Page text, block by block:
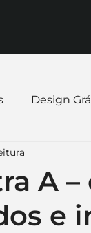
Design
negócio
Logo
A –
e